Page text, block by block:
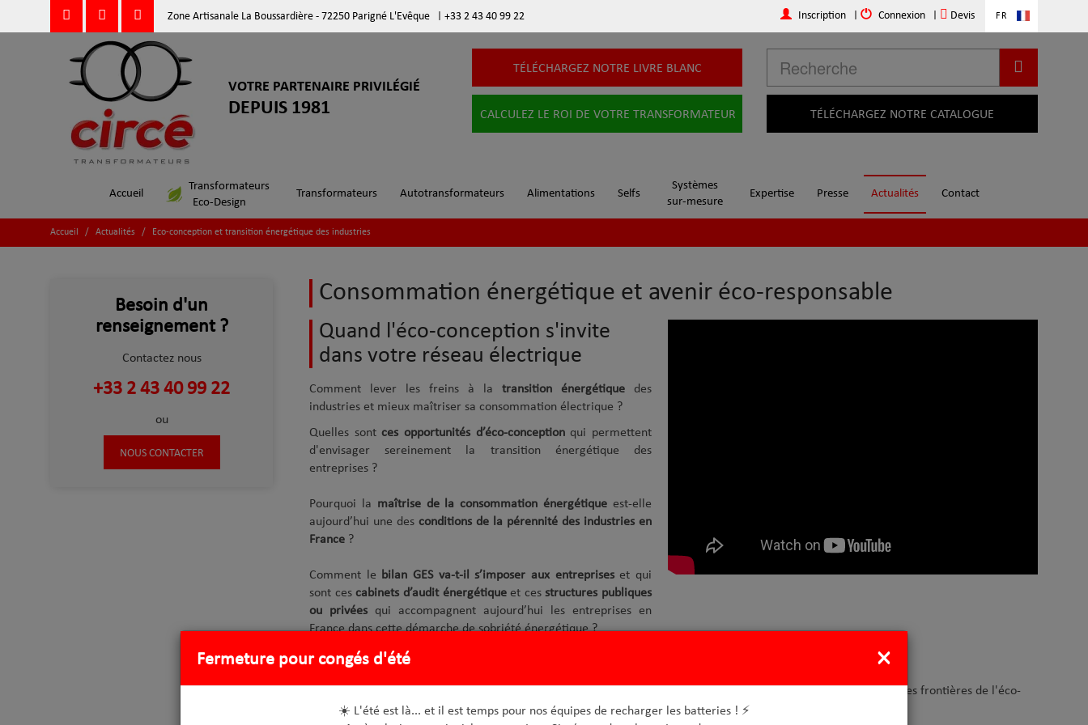
Zone Artisanale La Boussardière - 72250 Parigné L'Evêque +33 2 43 40 99 22 FR
Inscription Connexion Devis
VOTRE PARTENAIRE PRIVILÉGIÉ
DEPUIS 1981 TÉLÉCHARGEZ NOTRE CATALOGUE
TÉLÉCHARGEZ NOTRE LIVRE BLANC
CALCULEZ LE ROI DE VOTRE TRANSFORMATEUR
Accueil
Transformateurs
Eco-Design
Transformateurs Autotransformateurs Alimentations Selfs
Systèmes
sur-mesure
Expertise Presse Actualités Contact
Accueil / Actualités / Eco-conception et transition énergétique des industries
Consommation énergétique et avenir éco-responsable
Quand l'éco-conception s'invite
dans votre réseau électrique
Comment lever les freins à la transition énergétique des
industries et mieux maîtriser sa consommation électrique ?
Quelles sontces opportunités d’éco-conceptionqui permettent
d'envisager sereinement la transition énergétique des
entreprises ?
Pourquoi la maîtrise de la consommation énergétique est-elle
aujourd’hui une des conditions de la pérennité des industries en
France ?
Comment le bilan GES va-t-il s’imposer aux entrepriseset qui
sont cescabinets d’audit énergétiqueet cesstructures publiques
ou privées qui accompagnent aujourd’hui les entreprises en
France dans cette démarche de sobriété énergétique ?
Solutions pour une transition énergétique réussie
C’est au sein de notre usine de Parigné l’Évêque qu'industriels et experts se sont réunis afin d'explorer les nouvelles frontières de l'éco-
conception et lanécessaire transition énergétique des industries.
Besoin d'un
renseignement ?
Contactez nous
+33 2 43 40 99 22
ou
NOUS CONTACTER
×
Fermeture pour congés d'été
☀️ L'été est là... et il est temps pour nos équipes de recharger les batteries ! ⚡